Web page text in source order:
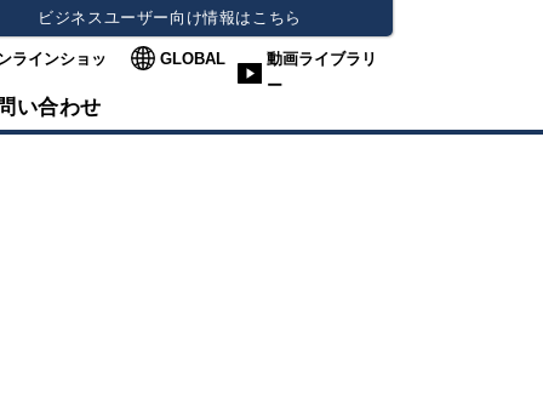
ビジネスユーザー向け情報はこちら
ラインショッ
GLOBAL
動画ライブラリ
ー
い合わせ